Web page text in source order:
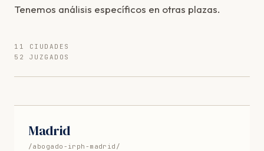
Tenemos análisis específicos en otras plazas.
11 CIUDADES
52 JUZGADOS
Madrid
/abogado-irph-madrid/